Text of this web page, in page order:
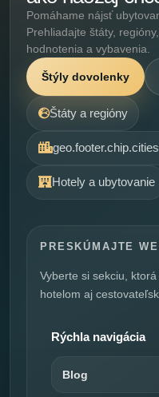
Pomáhame nájsť
Prehliadajte štáty,
hodnotenia a vybavenia.
Štýly dovolenky
Štáty a regióny
Hotely a ubytovanie
PRESKÚMAJTE
Vyberte si sekciu,
hotelom aj
Rýchla navigácia
Blog